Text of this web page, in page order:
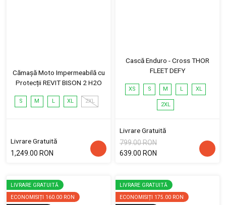
Cămașă Moto Impermeabilă cu
Protecții REVIT BISON 2 H2O
S M L XL 2XL
Livrare Gratuită
1,249.00 RON
Cască Enduro - Cross THOR
FLEET DEFY
XS S M L XL
2XL
Livrare Gratuită
799.00 RON
639.00 RON
LIVRARE GRATUITĂ
ECONOMISIȚI 160.00 RON
LIVRARE GRATUITĂ
ECONOMISIȚI 175.00 RON